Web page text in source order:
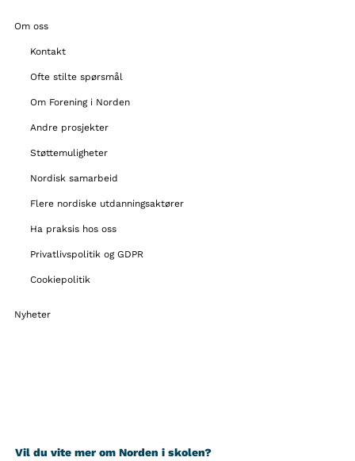
Om oss
Kontakt
Ofte stilte spørsmål
Om Forening i Norden
Andre prosjekter
Støttemuligheter
Nordisk samarbeid
Flere nordiske utdanningsaktører
Ha praksis hos oss
Privatlivspolitik og GDPR
Cookiepolitik
Nyheter
Vil du vite mer om Norden i skolen?